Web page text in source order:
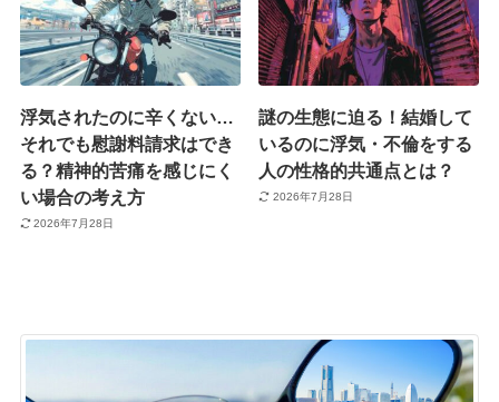
浮気されたのに辛くない…
それでも慰謝料請求はでき
る？精神的苦痛を感じにく
い場合の考え方
2026年7月28日
謎の生態に迫る！結婚して
いるのに浮気・不倫をする
人の性格的共通点とは？
2026年7月28日